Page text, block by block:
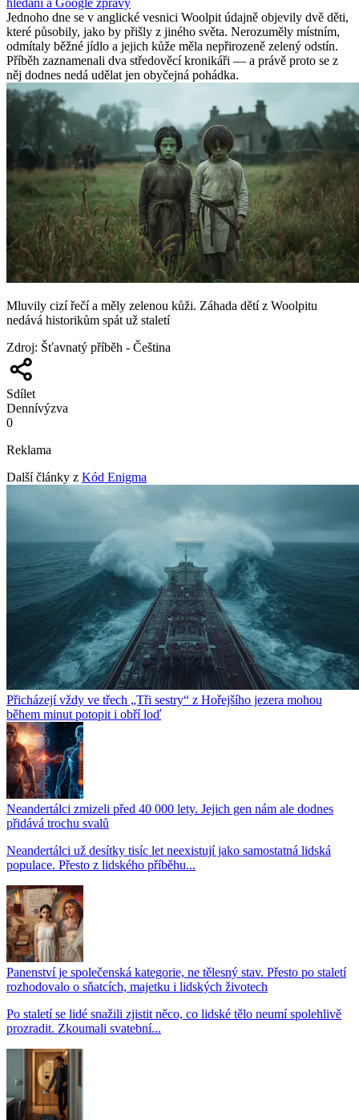
Jednoho dne se v anglické vesnici Woolpit údajně objevily dvě děti,
které působily, jako by přišly z jiného světa. Nerozuměly místním,
odmítaly běžné jídlo a jejich kůže měla nepřirozeně zelený odstín.
Příběh zaznamenali dva středověcí kronikáři — a právě proto se z
něj dodnes nedá udělat jen obyčejná pohádka.
Mluvily cizí řečí a měly zelenou kůži. Záhada dětí z Woolpitu
nedává historikům spát už staletí
Zdroj: Šťavnatý příběh - Čeština
Sdílet
Dennívýzva
0
Reklama
Další články z Kód Enigma
Přicházejí vždy ve třech „Tři sestry“ z Hořejšího jezera mohou
během minut potopit i obří loď
Neandertálci zmizeli před 40 000 lety. Jejich gen nám ale dodnes
přidává trochu svalů
Neandertálci už desítky tisíc let neexistují jako samostatná lidská
populace. Přesto z lidského příběhu...
Panenství je společenská kategorie, ne tělesný stav. Přesto po staletí
rozhodovalo o sňatcích, majetku i lidských životech
Po staletí se lidé snažili zjistit něco, co lidské tělo neumí spolehlivě
prozradit. Zkoumali svatební...